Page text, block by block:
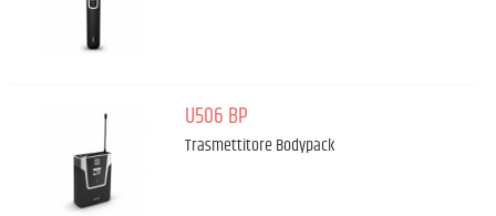
U506 BP
Trasmettitore Bodypack